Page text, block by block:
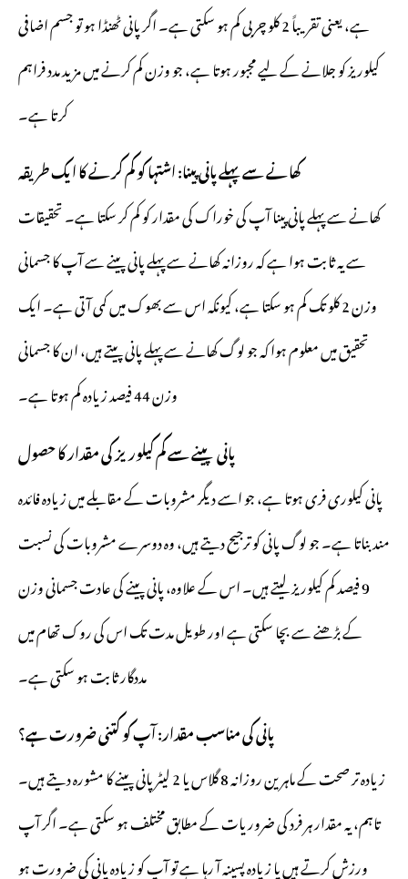
ہے، یعنی تقریباً 2 کلو چربی کم ہو سکتی ہے۔ اگر پانی ٹھنڈا ہو تو جسم اضافی
کیلوریز کو جلانے کے لیے مجبور ہوتا ہے، جو وزن کم کرنے میں مزید مدد فراہم
کرتا ہے۔
کھانے سے پہلے پانی پینا: اشتہا کو کم کرنے کا ایک طریقہ
کھانے سے پہلے پانی پینا آپ کی خوراک کی مقدار کو کم کر سکتا ہے۔ تحقیقات
سے یہ ثابت ہوا ہے کہ روزانہ کھانے سے پہلے پانی پینے سے آپ کا جسمانی
وزن 2 کلو تک کم ہو سکتا ہے، کیونکہ اس سے بھوک میں کمی آتی ہے۔ ایک
تحقیق میں معلوم ہوا کہ جو لوگ کھانے سے پہلے پانی پیتے ہیں، ان کا جسمانی
وزن 44 فیصد زیادہ کم ہوتا ہے۔
پانی پینے سے کم کیلوریز کی مقدار کا حصول
پانی کیلوری فری ہوتا ہے، جو اسے دیگر مشروبات کے مقابلے میں زیادہ فائدہ
مند بناتا ہے۔ جو لوگ پانی کو ترجیح دیتے ہیں، وہ دوسرے مشروبات کی نسبت
9 فیصد کم کیلوریز لیتے ہیں۔ اس کے علاوہ، پانی پینے کی عادت جسمانی وزن
کے بڑھنے سے بچا سکتی ہے اور طویل مدت تک اس کی روک تھام میں
مددگار ثابت ہو سکتی ہے۔
پانی کی مناسب مقدار: آپ کو کتنی ضرورت ہے؟
زیادہ تر صحت کے ماہرین روزانہ 8 گلاس یا 2 لیٹر پانی پینے کا مشورہ دیتے ہیں۔
تاہم، یہ مقدار ہر فرد کی ضروریات کے مطابق مختلف ہو سکتی ہے۔ اگر آپ
ورزش کرتے ہیں یا زیادہ پسینہ آ رہا ہے تو آپ کو زیادہ پانی کی ضرورت ہو